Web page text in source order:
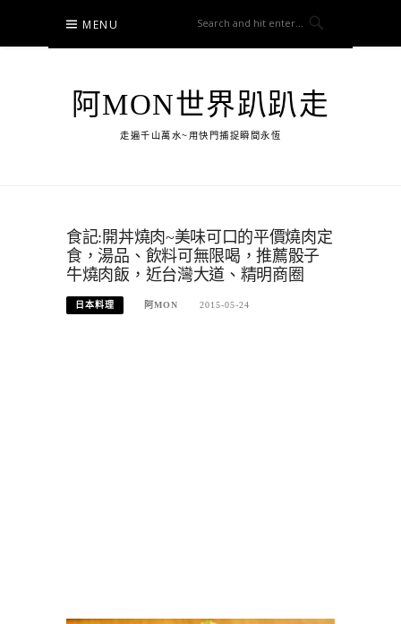
content
MENU
阿MON世界趴趴走
走遍千山萬水~用快門捕捉瞬間永恆
食記:開丼燒肉~美味可口的平價燒肉定
食，湯品、飲料可無限喝，推薦骰子
牛燒肉飯，近台灣大道、精明商圈
日本料理 阿MON 2015-05-24